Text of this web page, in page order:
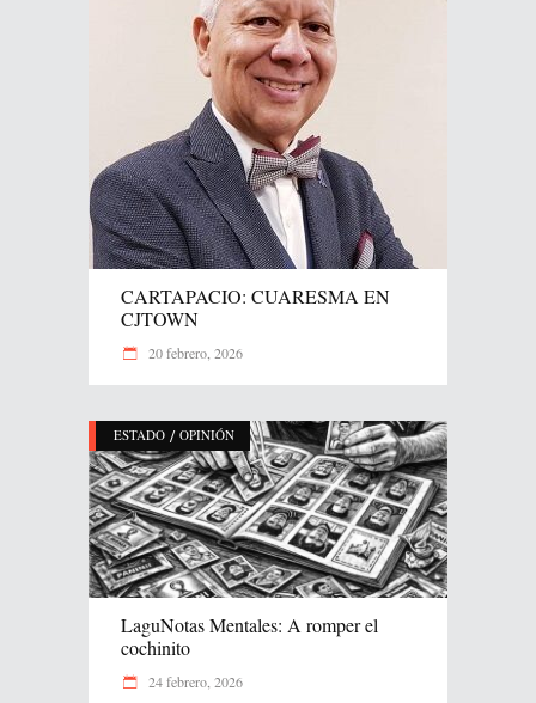
CARTAPACIO: CUARESMA EN
CJTOWN
20 febrero, 2026
ESTADO / OPINIÓN
LaguNotas Mentales: A romper el
cochinito
24 febrero, 2026